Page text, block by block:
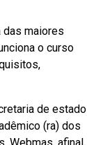
das maiores
o curso
de estado
(ra) dos